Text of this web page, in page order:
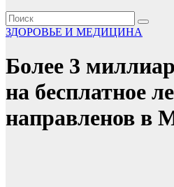
ЗДОРОВЬЕ И МЕДИЦИНА
Более 3
на бесплатное
направленов в